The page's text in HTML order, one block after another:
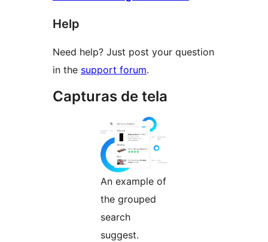
Help
Need help? Just post your question
in the support forum.
Capturas de tela
An example of
the grouped
search
suggest.